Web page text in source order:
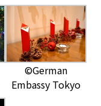
©German
Embassy Tokyo